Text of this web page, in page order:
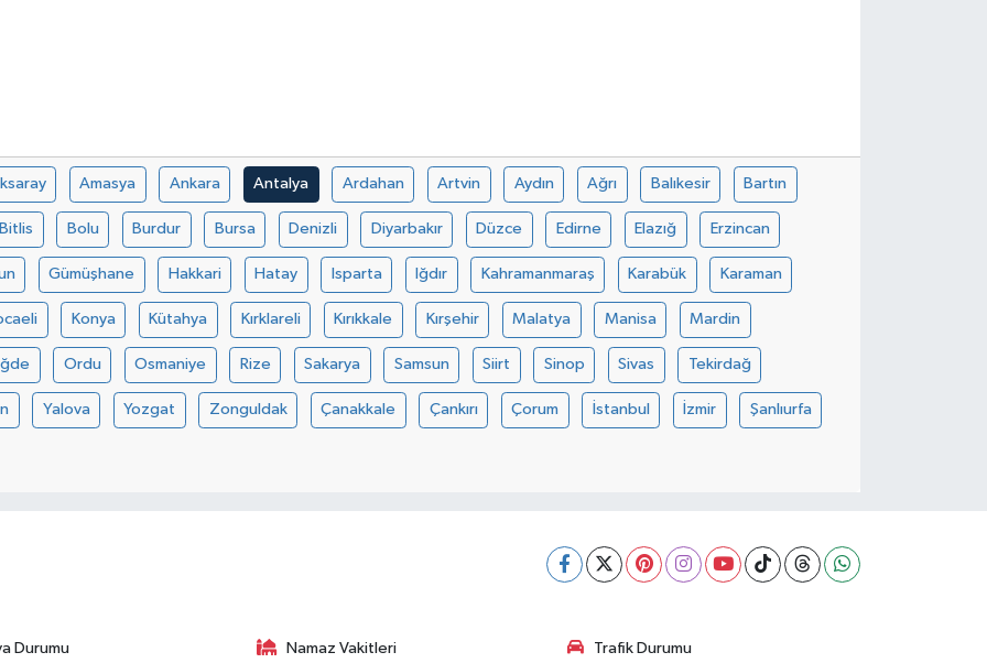
Amasya Ankara Antalya Ardahan Artvin Aydın Ağrı Balıkesir Bartın
Bitlis Bolu Burdur Bursa Denizli Diyarbakır Düzce Edirne Elazığ Erzincan
Gümüşhane Hakkari Hatay Isparta Iğdır Kahramanmaraş Karabük Karaman
Konya Kütahya Kırklareli Kırıkkale Kırşehir Malatya Manisa Mardin
Ordu Osmaniye Rize Sakarya Samsun Siirt Sinop Sivas Tekirdağ
Yalova Yozgat Zonguldak Çanakkale Çankırı Çorum İstanbul İzmir Şanlıurfa
Durumu Namaz Vakitleri Trafik Durumu